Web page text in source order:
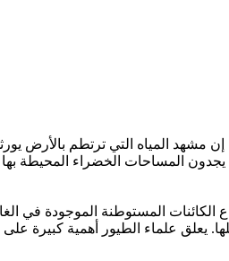
الحجرية التي تؤدي إلى قاعدة شلالات أثيرابالي، يتملكك صفاء غامض. إنه أشهر شلالات ولاية كيرالا وأكبرها على ارتفاع 80 قدم. إن مشهد
المنطقة وخارجها، حيث يجدون المساحات الخضراء
الكائنات المستوطنة الموجودة في
يعلق علماء الطيور أهمية كبيرة على